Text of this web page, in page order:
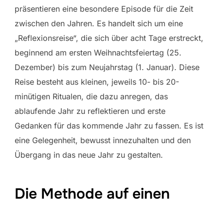
präsentieren eine besondere Episode für die Zeit
zwischen den Jahren. Es handelt sich um eine
„Reflexionsreise“, die sich über acht Tage erstreckt,
beginnend am ersten Weihnachtsfeiertag (25.
Dezember) bis zum Neujahrstag (1. Januar). Diese
Reise besteht aus kleinen, jeweils 10- bis 20-
minütigen Ritualen, die dazu anregen, das
ablaufende Jahr zu reflektieren und erste
Gedanken für das kommende Jahr zu fassen. Es ist
eine Gelegenheit, bewusst innezuhalten und den
Übergang in das neue Jahr zu gestalten.
Die Methode auf einen